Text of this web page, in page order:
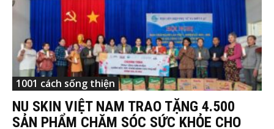
1001 cách sống thiện
NU SKIN VIỆT NAM TRAO TẶNG 4.500
SẢN PHẨM CHĂM SÓC SỨC KHỎE CHO